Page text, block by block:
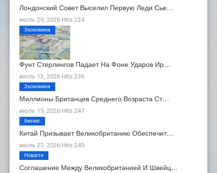
Лондонский Совет Выселил Первую Леди Сье…
июль 29, 2026 Hits:224
Фунт Стерлингов Падает На Фоне Ударов Ир…
июль 13, 2026 Hits:236
Экономика
Миллионы Британцев Среднего Возраста Ст…
июль 15, 2026 Hits:247
Экономика
Китай Призывает Великобританию Обеспечит…
июль 23, 2026 Hits:249
Бизнес
Соглашение Между Великобританией И Швейц…
Новости